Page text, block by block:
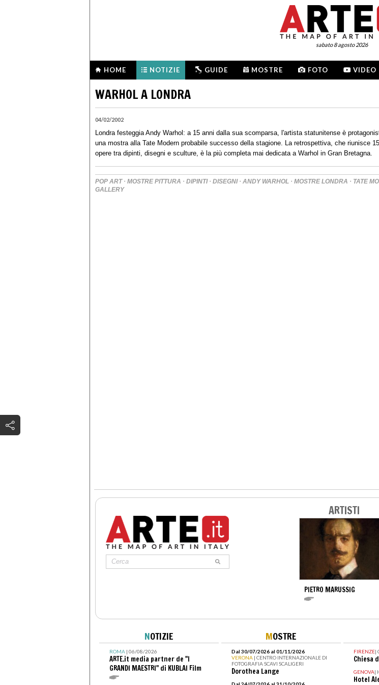
sabato 8 agosto 2026
HOME NOTIZIE GUIDE MOSTRE FOTO VIDEO
WARHOL A LONDRA
04/02/2002
Londra festeggia Andy Warhol: a 15 anni dalla sua scomparsa, l'artista statunitense è
una mostra alla Tate Modern probabile successo della stagione. La retrospettiva, che riunisce
opere tra dipinti, disegni e sculture, è la più completa mai dedicata a Warhol in Gran Bretagna.
POP ART· MOSTRE PITTURA · DIPINTI· DISEGNI· ANDY WARHOL · MOSTRE LONDRA · TATE
GALLERY
ARTISTI
PIETRO MARUSSIG
NOTIZIE
ROMA| 06/08/2026
ARTE.it media partner de "I
GRANDI MAESTRI" di KUBLAI Film
MOSTRE
Dal 30/07/2026 al 01/11/2026
VERONA | CENTRO INTERNAZIONALE DI
FOTOGRAFIA SCAVI SCALIGERI
Dorothea Lange
FIRENZE|
Chiesa
GENOVA|
Hotel